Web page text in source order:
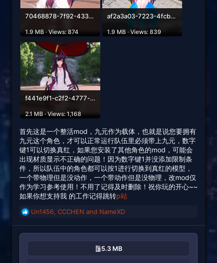
70468878-7f92-433b-b222-4099a6900b48.png
1.9 MB · Views: 874
af2a3a03-7223-4fcb-93ca-54d4b68989f3.png
1.9 MB · Views: 839
f441e9f1-c2f2-4777-ac91-f187ee409f23.png
2.1 MB · Views: 1,168
首先这是一个整活mod，九元作为载体，也就是说您要拥有
九元这个角色，才可以正常运行队伍里必须带上九元，数字
键1可以切换真红，如果您安装了其他角色的mod，可能会
出现材质显示不正确的问题！因为数字键1并没添加限制条
件，所以队伍中的角色都可以按1进行切换到真红的模型，
一个带物理但是没动作，一个带动作但是没物理，改mod仅
作为学习参考使用！不用了记得及时删除！祝你玩的开心~~
如果你想支持我 的工作记得跳转p站
R
e
a
Un1456, CCCHEN and NameXD
5.3 MB